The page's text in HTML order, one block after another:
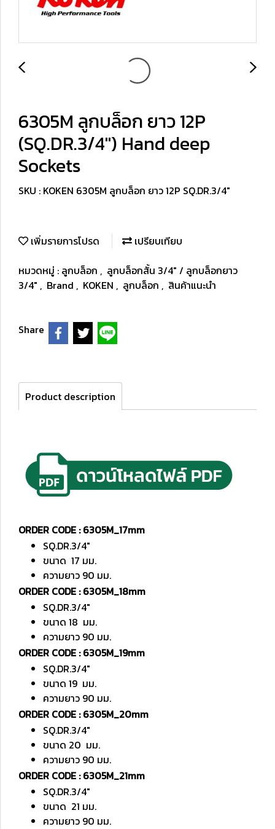
6305M ลูกบล็อก ยาว 12P
(SQ.DR.3/4") Hand deep
Sockets
SKU : KOKEN 6305M ลูกบล็อก ยาว 12P SQ.DR.3/4"
เพิ่มรายการโปรด
เปรียบเทียบ
หมวดหมู่ : ลูกบล็อก , ลูกบล็อกสั้น 3/4" / ลูกบล็อกยาว
3/4" , Brand , KOKEN , ลูกบล็อก , สินค้าแนะนำ
Share
Product description
ORDER CODE : 6305M_17mm
SQ.DR.3/4"
ขนาด 17 มม.
ความยาว 90 มม.
ORDER CODE : 6305M_18mm
SQ.DR.3/4"
ขนาด 18 มม.
ความยาว 90 มม.
ORDER CODE : 6305M_19mm
SQ.DR.3/4"
ขนาด 19 มม.
ความยาว 90 มม.
ORDER CODE : 6305M_20mm
SQ.DR.3/4"
ขนาด 20 มม.
ความยาว 90 มม.
ORDER CODE : 6305M_21mm
SQ.DR.3/4"
ขนาด 21 มม.
ความยาว 90 มม.